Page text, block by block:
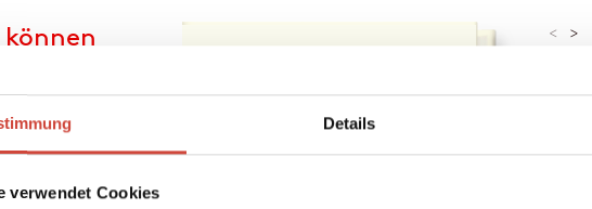
Details
verwendet Cookies
Robben
Freiheit und
– ein ferner
Thomas
< >